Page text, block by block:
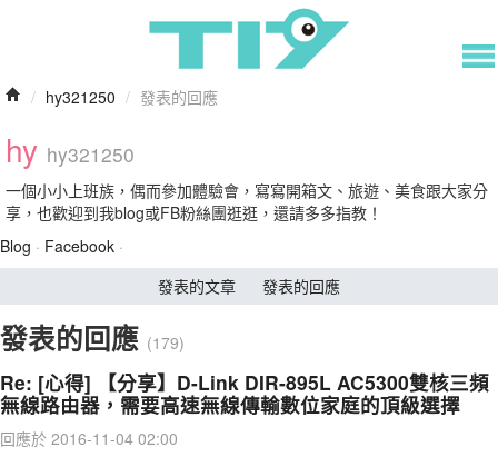
/ hy321250 / 發表的回應
hy hy321250
一個小小上班族，偶而參加體驗會，寫寫開箱文、旅遊、美食跟大家分
享，也歡迎到我blog或FB粉絲團逛逛，還請多多指教！
Blog · Facebook ·
發表的文章
發表的回應
發表的回應 (179)
Re: [心得] 【分享】D-Link DIR-895L AC5300雙核三頻
無線路由器，需要高速無線傳輸數位家庭的頂級選擇
回應於 2016-11-04 02:00